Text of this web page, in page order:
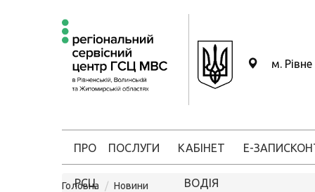
м. Рівне
ПРО
РСЦ
ПОСЛУГИ КАБІНЕТ
ВОДІЯ
Е-ЗАПИС
Головна
Новини